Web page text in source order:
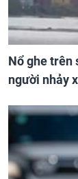
Nổ ghe trên
người nhảy